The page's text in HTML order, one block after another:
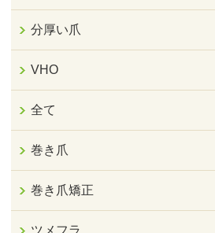
分厚い爪
VHO
全て
巻き爪
巻き爪矯正
ツメフラ